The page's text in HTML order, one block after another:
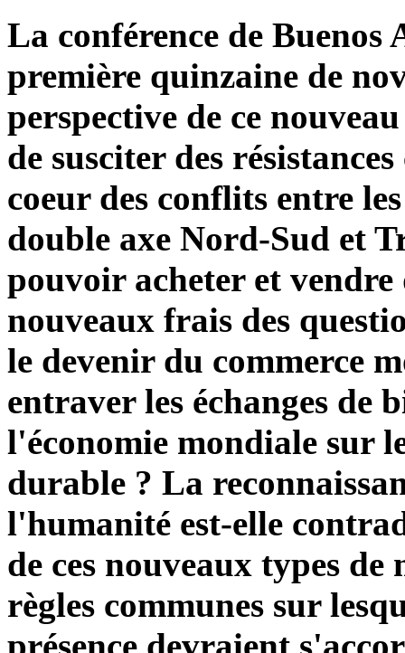
La conférence de
première quinzaine de
perspective de ce
de susciter des
coeur des conflits entre
double axe Nord-Sud et
pouvoir acheter et vendre
nouveaux frais des
le devenir du commerce
entraver les échanges de
l'économie mondiale sur
durable ? La
l'humanité est-elle
de ces nouveaux types de
règles communes sur
présence devraient